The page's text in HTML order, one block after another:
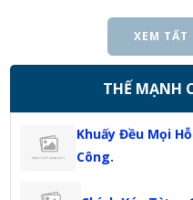
XEM TẤT
THẾ MẠNH
Khuấy Đều Mọi
Công.